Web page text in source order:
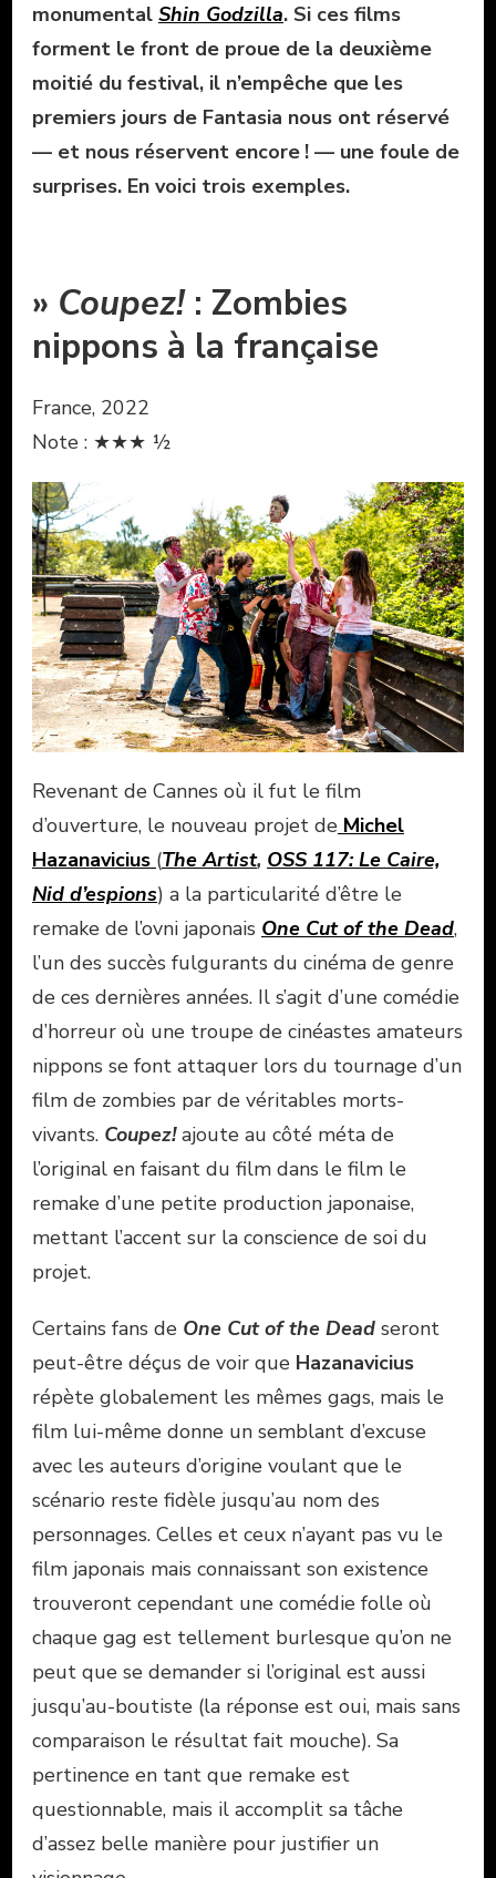
monumental Shin Godzilla. Si ces films
forment le front de proue de la deuxième
moitié du festival, il n’empêche que les
premiers jours de Fantasia nous ont réservé
— et nous réservent encore ! — une foule de
surprises. En voici trois exemples.
» Coupez! : Zombies
nippons à la française
France, 2022
Note : ★★★ ½
Revenant de Cannes où il fut le film
d’ouverture, le nouveau projet de Michel
Hazanavicius (The Artist, OSS 117: Le Caire,
Nid d’espions) a la particularité d’être le
remake de l’ovni japonais One Cut of the Dead,
l’un des succès fulgurants du cinéma de genre
de ces dernières années. Il s’agit d’une comédie
d’horreur où une troupe de cinéastes amateurs
nippons se font attaquer lors du tournage d’un
film de zombies par de véritables morts-
vivants. Coupez!ajoute au côté méta de
l’original en faisant du film dans le film le
remake d’une petite production japonaise,
mettant l’accent sur la conscience de soi du
projet.
Certains fans de One Cut of the Dead seront
peut-être déçus de voir que Hazanavicius
répète globalement les mêmes gags, mais le
film lui-même donne un semblant d’excuse
avec les auteurs d’origine voulant que le
scénario reste fidèle jusqu’au nom des
personnages. Celles et ceux n’ayant pas vu le
film japonais mais connaissant son existence
trouveront cependant une comédie folle où
chaque gag est tellement burlesque qu’on ne
peut que se demander si l’original est aussi
jusqu’au-boutiste (la réponse est oui, mais sans
comparaison le résultat fait mouche). Sa
pertinence en tant que remake est
questionnable, mais il accomplit sa tâche
d’assez belle manière pour justifier un